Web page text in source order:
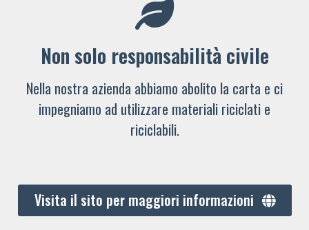
Non solo responsabilità civile
Nella nostra azienda abbiamo abolito la carta e ci
impegniamo ad utilizzare materiali riciclati e
riciclabili.
Visita il sito per maggiori informazioni